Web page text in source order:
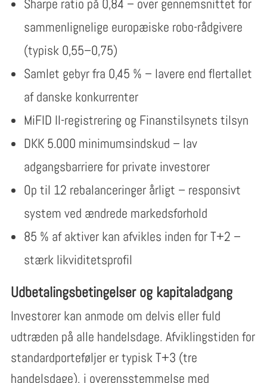
sammenlignelige europæiske robo-rådgivere
(typisk 0,55–0,75)
Samlet gebyr fra 0,45 % – lavere end flertallet
af danske konkurrenter
MiFID II-registrering og Finanstilsynets tilsyn
DKK 5.000 minimumsindskud – lav
adgangsbarriere for private investorer
Op til 12 rebalanceringer årligt – responsivt
system ved ændrede markedsforhold
85 % af aktiver kan afvikles inden for T+2 –
stærk likviditetsprofil
Udbetalingsbetingelser og kapitaladgang
Investorer kan anmode om delvis eller fuld
udtræden på alle handelsdage. Afviklingstiden for
standardporteføljer er typisk T+3 (tre
handelsdage), i overensstemmelse med